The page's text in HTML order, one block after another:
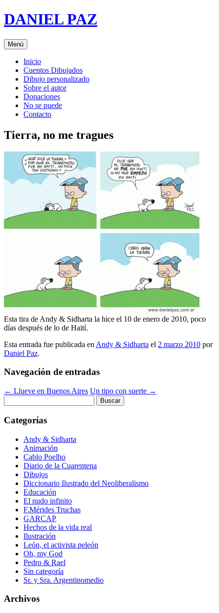
Saltar
al
DANIEL PAZ
Menú
Inicio
Cuentos Dibujados
Dibujo personalizado
Sobre el autor
Donaciones
No se puede
Contacto
Tierra, no me tragues
Esta tira de Andy & Sidharta la hice el 10 de enero de 2010, poco
días después de lo de Haití.
Esta entrada fue publicada en Andy & Sidharta el 2 marzo 2010 por
Daniel Paz.
Navegación de entradas
← Llueve en Buenos Aires Un tipo con suerte →
Categorías
Andy & Sidharta
Animación
Cablo Poelho
Diario de la Cuarentena
Dibujos
Diccionario Ilustrado del Neoliberalismo
Educación
El nudo infinito
F.Mérides Truchas
GARCAP
Hechos de la vida real
Ilustración
León, el activista peleón
Oh, my God
Pedro & Rael
Sin categoría
Sr. y Sra. Argentinomedio
Archivos